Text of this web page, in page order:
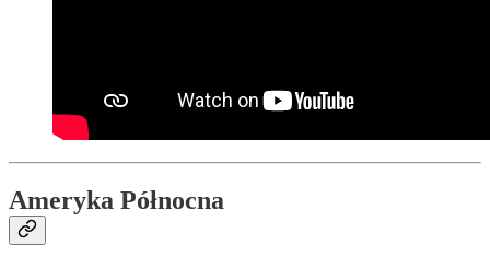
Ameryka Północna